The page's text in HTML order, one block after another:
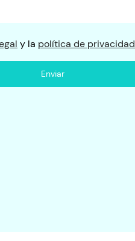
y la política de privacidad